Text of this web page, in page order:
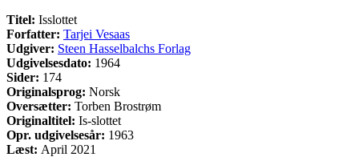
Titel: Isslottet
Forfatter: Tarjei Vesaas
Udgiver: Steen Hasselbalchs Forlag
Udgivelsesdato: 1964
Sider: 174
Originalsprog: Norsk
Oversætter: Torben Brostrøm
Originaltitel: Is-slottet
Opr. udgivelsesår: 1963
Læst: April 2021